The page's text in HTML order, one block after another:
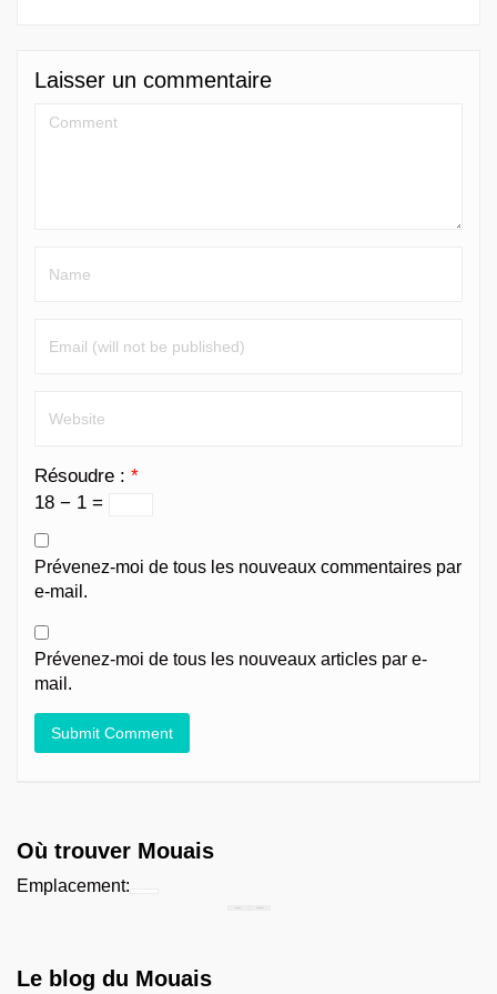
Laisser un commentaire
Résoudre : *
18 − 1 =
Prévenez-moi de tous les nouveaux commentaires par
e-mail.
Prévenez-moi de tous les nouveaux articles par e-
mail.
Où trouver Mouais
Emplacement:
Le blog du Mouais